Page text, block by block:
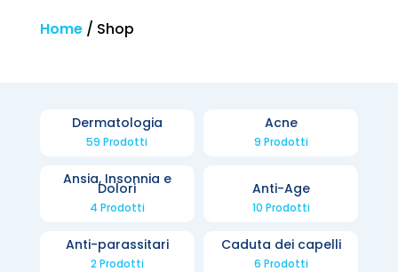
Home/ Shop
Dermatologia
59 Prodotti
Acne
9 Prodotti
Ansia, Insonnia e
Dolori
4 Prodotti
Anti-Age
10 Prodotti
Anti-parassitari
2 Prodotti
Caduta dei capelli
6 Prodotti